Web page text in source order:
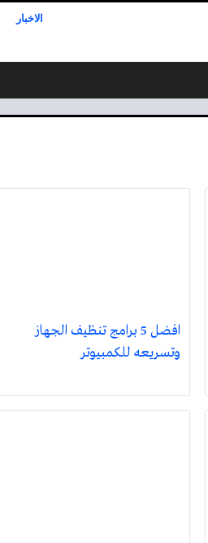
الاخبار
افضل 5 برامج تنظيف الجهاز
وتسريعه للكمبيوتر